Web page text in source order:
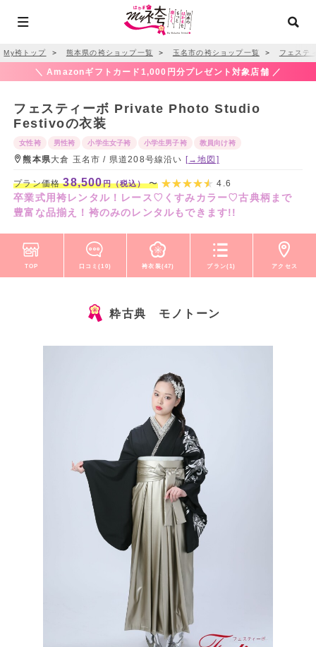
My袴トップ ＞ 熊本県の袴ショップ一覧 ＞ 玉名市の袴ショップ一覧 ＞ フェス
＼ Amazonギフトカード1,000円分プレゼント対象店舗 ／
フェスティーボ Private Photo Studio
Festivoの衣装
女性袴 男性袴 小学生女子袴 小学生男子袴 教員向け袴
熊本県大倉 玉名市 / 県道208号線沿い [→地図]
プラン価格38,500円（税込）〜 4.6
卒業式用袴レンタル！レース♡くすみカラー♡古典柄まで
豊富な品揃え！袴のみのレンタルもできます!!
TOP 口コミ(10) 袴衣装(47) プラン(1) アクセス
粋古典 モノトーン